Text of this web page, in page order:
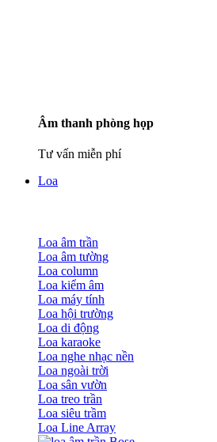
Âm thanh phòng họp
Tư vấn miễn phí
Loa
Loa âm trần
Loa âm tường
Loa column
Loa kiểm âm
Loa máy tính
Loa hội trường
Loa di động
Loa karaoke
Loa nghe nhạc nền
Loa ngoài trời
Loa sân vườn
Loa treo trần
Loa siêu trầm
Loa Line Array